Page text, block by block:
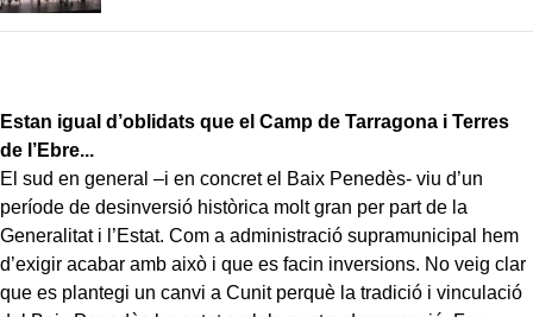
Estan igual d’oblidats que el Camp de Tarragona i Terres
de l’Ebre...
El sud en general –i en concret el Baix Penedès- viu d’un
període de desinversió històrica molt gran per part de la
Generalitat i l’Estat. Com a administració supramunicipal hem
d’exigir acabar amb això i que es facin inversions. No veig clar
que es plantegi un canvi a Cunit perquè la tradició i vinculació